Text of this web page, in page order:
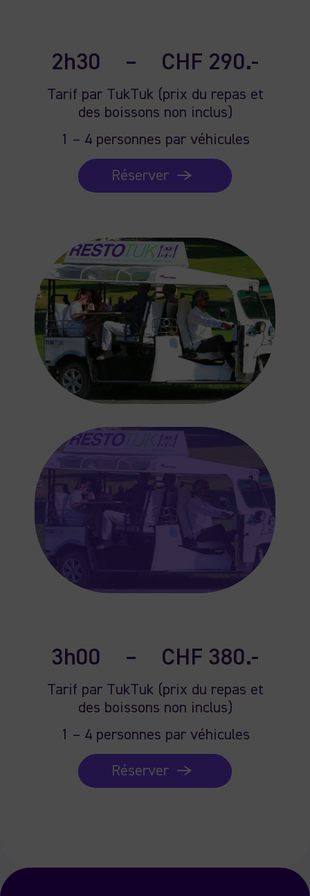
2h30 – CHF 290.-
Tarif par TukTuk (prix du repas et
des boissons non inclus)
1 – 4 personnes par véhicules
Réserver
3h00 – CHF 380.-
Tarif par TukTuk (prix du repas et
des boissons non inclus)
1 – 4 personnes par véhicules
Réserver